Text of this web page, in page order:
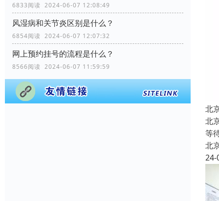
6833阅读 2024-06-07 12:08:49
风湿病和关节炎区别是什么？
6854阅读 2024-06-07 12:07:32
网上预约挂号的流程是什么？
8566阅读 2024-06-07 11:59:59
北
北
等
北
24-